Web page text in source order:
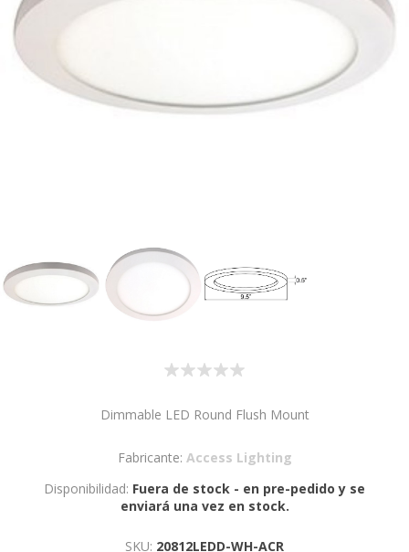
Dimmable LED Round Flush Mount
Fabricante: Access Lighting
Disponibilidad: Fuera de stock - en pre-pedido y se
enviará una vez en stock.
SKU: 20812LEDD-WH-ACR